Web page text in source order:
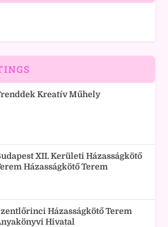
Kreatív Műhely
XII. Kerületi Házasságkötő
Házasságkötő Terem
Házasságkötő Terem
Hivatal